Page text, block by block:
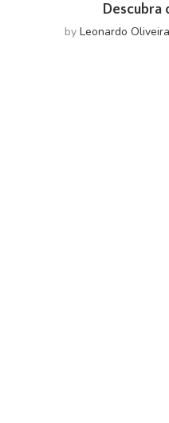
Descubra
by Leonardo Oliveira